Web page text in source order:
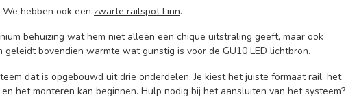
hebben ook een zwarte railspot Linn.
behuizing wat hem niet alleen een chique uitstraling geeft, maar ook
bovendien warmte wat gunstig is voor de GU10 LED lichtbron.
dat is opgebouwd uit drie onderdelen. Je kiest het juiste formaatrail, het
en het monteren kan beginnen. Hulp nodig bij het aansluiten van het systeem?